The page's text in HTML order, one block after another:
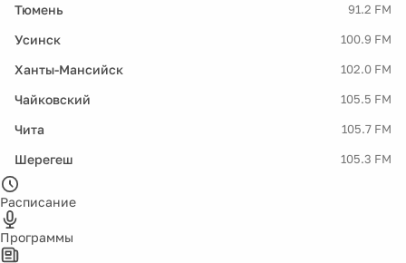
Тюмень 91.2 FM
Усинск 100.9 FM
Ханты-Мансийск 102.0 FM
Чайковский 105.5 FM
Чита 105.7 FM
Шерегеш 105.3 FM
Расписание
Программы